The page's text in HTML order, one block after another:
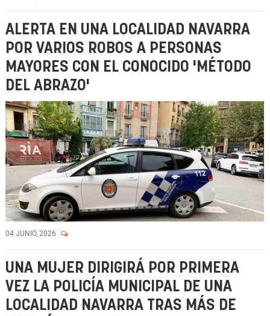
ALERTA EN UNA LOCALIDAD NAVARRA
POR VARIOS ROBOS A PERSONAS
MAYORES CON EL CONOCIDO 'MÉTODO
DEL ABRAZO'
04 JUNIO, 2026
UNA MUJER DIRIGIRÁ POR PRIMERA
VEZ LA POLICÍA MUNICIPAL DE UNA
LOCALIDAD NAVARRA TRAS MÁS DE